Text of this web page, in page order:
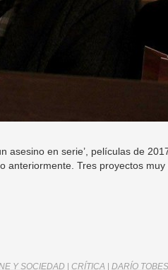
asesino en serie’, películas de
anteriormente. Tres proyectos
Y SOCIEDAD CRÍTICA DARÍO TOBES